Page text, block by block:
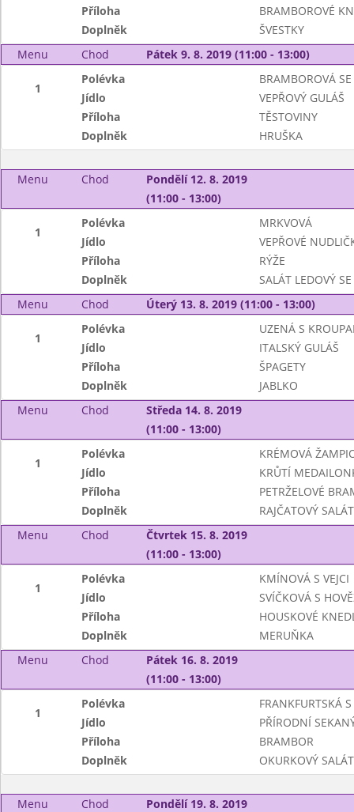
Příloha
BRAMBOROVÉ
Doplněk
ŠVESTKY
Menu
Chod Pátek 9. 8. 2019 (11:00 - 13:00)
1
Polévka
BRAMBOROVÁ
Jídlo
VEPŘOVÝ GULÁŠ
Příloha
TĚSTOVINY
Doplněk
HRUŠKA
Menu Chod
Pondělí 12. 8. 2019
(11:00 - 13:00)
1
Polévka
MRKVOVÁ
Jídlo
VEPŘOVÉ
Příloha
RÝŽE
Doplněk
SALÁT LEDOVÝ
Menu
Chod Úterý 13. 8. 2019 (11:00 - 13:00)
1
Polévka
UZENÁ S
Jídlo
ITALSKÝ GULÁŠ
Příloha
ŠPAGETY
Doplněk
JABLKO
Menu
Chod
Středa 14. 8. 2019
(11:00 - 13:00)
1
Polévka
KRÉMOVÁ
Jídlo
KRŮTÍ
Příloha
PETRŽELOVÉ
Doplněk
RAJČATOVÝ SALÁT
Menu
Chod
Čtvrtek 15. 8. 2019
(11:00 - 13:00)
1
Polévka
KMÍNOVÁ S VEJCI
Jídlo
SVÍČKOVÁ S
Příloha
HOUSKOVÉ
Doplněk
MERUŇKA
Menu
Chod
Pátek 16. 8. 2019
(11:00 - 13:00)
1
Polévka
FRANKFURTSKÁ
Jídlo
PŘÍRODNÍ
Příloha
BRAMBOR
Doplněk
OKURKOVÝ SALÁT
Menu Chod
Pondělí 19. 8. 2019